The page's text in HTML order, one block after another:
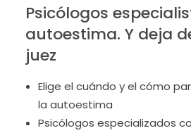
INICIAR
Psicólogos
autoestima. Y deja
juez
Elige el cuándo y el cómo
la autoestima
Psicólogos especializados